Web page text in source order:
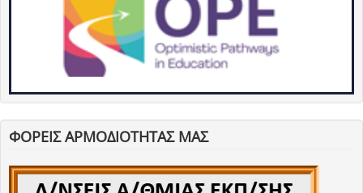
ΦΟΡΕΙΣ ΑΡΜΟΔΙΟΤΗΤΑΣ ΜΑΣ